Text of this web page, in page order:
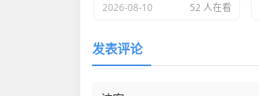
2026-08-10 52 人在看
发表评论